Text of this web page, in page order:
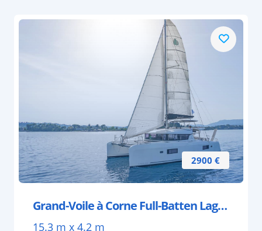
2900 €
Grand-Voile à Corne Full-Batten Lagoon 42 – 59m²
15.3 m x 4.2 m